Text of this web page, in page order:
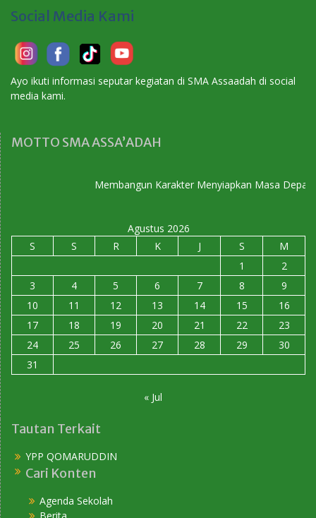
Social Media Kami
Ayo ikuti informasi seputar kegiatan di SMA Assaadah di social
media kami.
MOTTO SMA ASSA’ADAH
Membangun Karakter Menyiapkan Masa Depan
Agustus 2026
S
S R K J S
M
1
2
3
4 5 6 7 8
9
10
11 12 13 14 15
16
17
18 19 20 21 22
23
24
25 26 27 28 29
30
31
« Jul
Tautan Terkait
YPP QOMARUDDIN
Cari Konten
Agenda Sekolah